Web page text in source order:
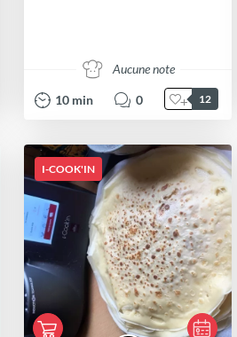
Aucune note
10 min 0 12
I-COOK'IN